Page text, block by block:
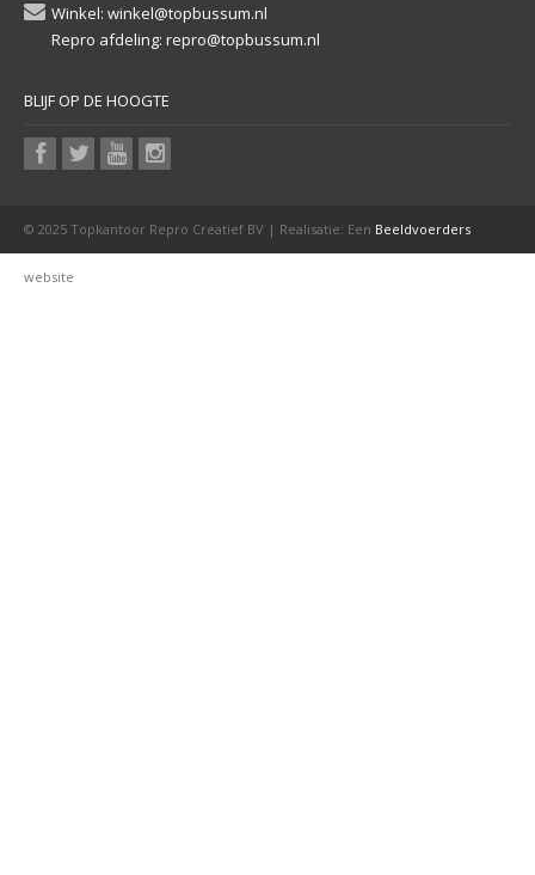
Winkel: winkel@topbussum.nl
Repro afdeling: repro@topbussum.nl
BLIJF OP DE HOOGTE
© 2025 Topkantoor Repro Creatief BV | Realisatie: Een Beeldvoerders
website